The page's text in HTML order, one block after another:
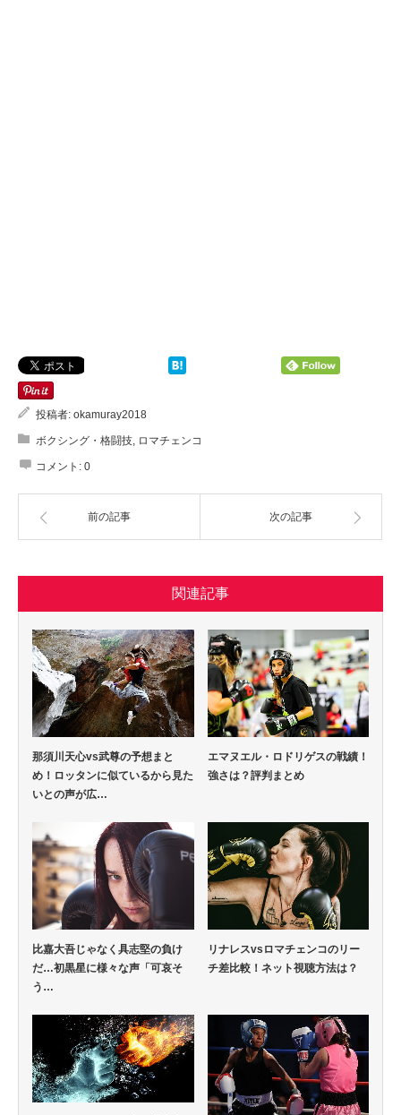
投稿者: okamuray2018
ボクシング・格闘技 ロマチェンコ
コメント: 0
前の記事 次の記事
関連記事
那須川天心vs武尊の予想まと
め！ロッタンに似ているから見た
いとの声が広…
エマヌエル・ロドリゲスの戦績！
強さは？評判まとめ
比嘉大吾じゃなく具志堅の負け
だ…初黒星に様々な声「可哀そ
う…
リナレスvsロマチェンコのリー
チ差比較！ネット視聴方法は？